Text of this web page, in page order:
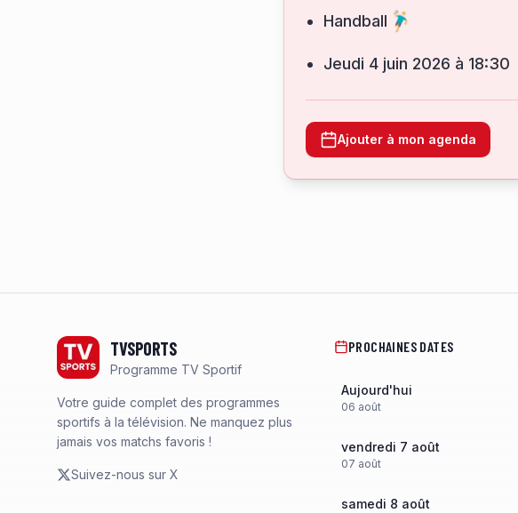
Handball
jeudi 4 juin 2026 à 18:30
Ajouter à mon agenda
TVSPORTS
Programme TV Sportif
Votre guide complet des programmes
sportifs à la télévision. Ne manquez plus
jamais vos matchs favoris !
Suivez-nous sur X
PROCHAINES DATES
Aujourd'hui
06 août
vendredi 7 août
07 août
samedi 8 août